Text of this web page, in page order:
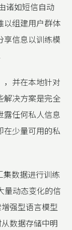
诸如短信自动
以组建用户群体
享信息以训练模
，并在本地针对
解决方案是完全
任何私人信息
少量可用的私
集数据进行训练
量动态变化的信
强型语言模型
数据存储中明